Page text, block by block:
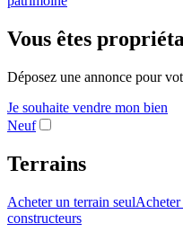
Vous êtes
Déposez une annonce pour
Je souhaite vendre mon bien
Neuf
Terrains
Acheter un terrain seulAcheter
constructeurs